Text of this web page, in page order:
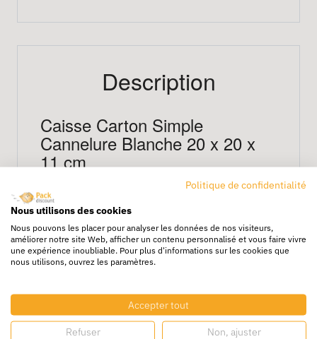
Description
Caisse Carton Simple
Cannelure Blanche 20 x 20 x
11 cm
Parfaite pour
comme les livres, documents ou petits
appareils électroniques, lacaisse carton
20x20x11 cmoffre résistance et facilité de
logistiques et préparation de commandes e-
commerce.
Politique de confidentialité
Nous utilisons des cookies
Nous pouvons les placer pour analyser les données de nos visiteurs,
améliorer notre site Web, afficher un contenu personnalisé et vous faire vivre
une expérience inoubliable. Pour plus d'informations sur les cookies que
nous utilisons, ouvrez les paramètres.
Accepter tout
Refuser Non, ajuster